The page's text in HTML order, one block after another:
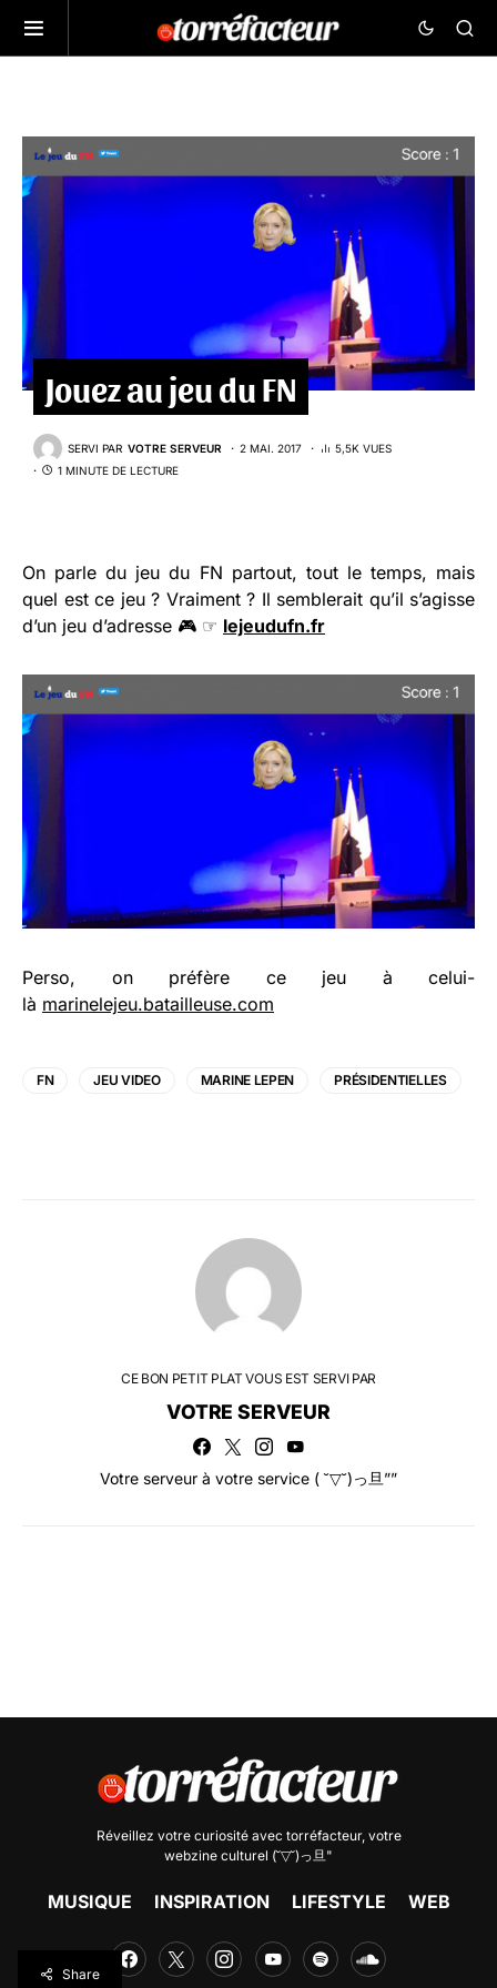
Jouez au jeu du FN
SERVI PAR VOTRE SERVEUR 2 MAI. 2017
5,5K VUES
1 MINUTE DE LECTURE
On parle du jeu du FN partout, tout le temps, mais
quel est ce jeu ? Vraiment ? Il semblerait qu’il s’agisse
d’un jeu d’adresse 🎮 ☞ lejeudufn.fr
Perso, on préfère ce jeu à celui-
là marinelejeu.batailleuse.com
FN JEU VIDEO MARINE LEPEN PRÉSIDENTIELLES
CE BON PETIT PLAT VOUS EST SERVI PAR
VOTRE SERVEUR
Votre serveur à votre service ( ˘▽˘)っ旦””
Réveillez votre curiosité avec torréfacteur, votre
webzine culturel (˘▽˘)っ旦"
MUSIQUE INSPIRATION LIFESTYLE WEB
Share